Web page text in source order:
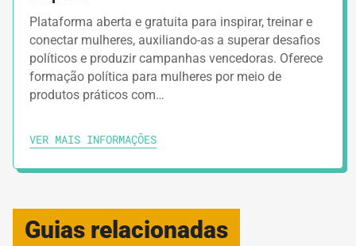
Plataforma aberta e gratuita para inspirar, treinar e
conectar mulheres, auxiliando-as a superar desafios
políticos e produzir campanhas vencedoras. Oferece
formação política para mulheres por meio de
produtos práticos com…
VER MAIS INFORMAÇÕES
Guias relacionadas